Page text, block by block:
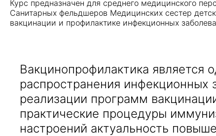
Курс предназначен для среднего медицинского
Санитарных фельдшеров Медицинских сестер
вакцинации и профилактике инфекционных
Вакцинопрофилактика
распространения
реализации программ
практические процедуры
настроений актуальность